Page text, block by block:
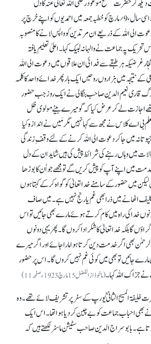
کر حضرت مصلح موعود رضی اللہ تعالیٰ عنہ کا دل
بےقرار ہوا۔ اور آپؓ نے اسی سال، 9؍ مارچ کو خطبہ جمعہ میں احمدیوں کو اپنے خرچ پر
الی اللہ کے ذریعے ان مرتدین کو واپس لانے کا منصوبہ
پہ جماعت نے والہانہ لبیک کہا۔ اعلیٰ تعلیم یافتہ
غرضیکہ ہر طبقے سے فدائی ان علاقوں میں دعوت الی اللہ
نتیجہ میں ہزاروں روحیں ایک بار پھر خدائے واحد کا کلمہ
قاری نعیم الدین صاحب بنگالی نے ایک روز جب حضور
اجازت لے کر عرض کیا کہ گو میرے بیٹے مولوی ظل
بی اے کلاس نے مجھ سے کہا نہیں مگر مَیں نے اندازہ کیا
میں جا کر دعوت الی اللہ کرنے کے لئے وقفِ زندگی
میں وہاں رہنے کی شرائط پیش کی ہیں شاید ان کے دل
میں اپنے آپ کو پیش کریں گے تو مجھے جو اُن کا بوڑھا
میں حضور کے سامنے خدا تعالیٰ کو گواہ کر کے کہتا ہوں
اٹھانے میں ذرا بھی غم یا رنج نہیں ہے۔ میں صاف
خدا کی راہ میں کام کرتے ہوئے مارے بھی جائیں تو اس
گا بلکہ خدا تعالیٰ کا شکر ادا کروں گا۔ پھر یہی دونوں
الرحمٰن بھی اگر خدمت دین کرتا ہوا مارا جائے اور اگر میرے
مارے جائیں تو بھی میں کوئی غم نہیں کروں گا۔ اس پر حضور
جزاک اللہ کہا۔(ماخوذ از الفضل 15 مارچ 1923ءصفحہ11)
خلیفۃ المسیح الثانیؓ یورپ کے سفر پر تشریف لائے تھے۔ وہ
بھی احباب جماعت کو بے چین کر دیا ہوا تھا۔ اس ایک
ہے۔ بابو سراج الدین صاحب سٹیشن ماسٹر لکھتے ہیں کہ